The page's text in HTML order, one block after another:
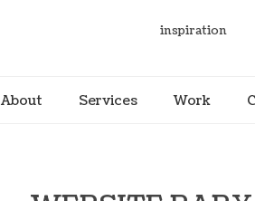
inspiration
About Services Work